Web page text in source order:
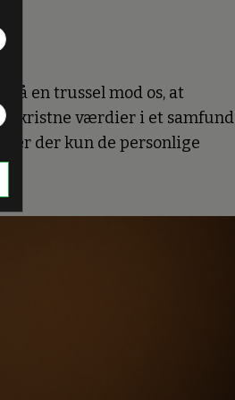
en trussel mod os, at
kristne værdier i et samfund
er der kun de personlige